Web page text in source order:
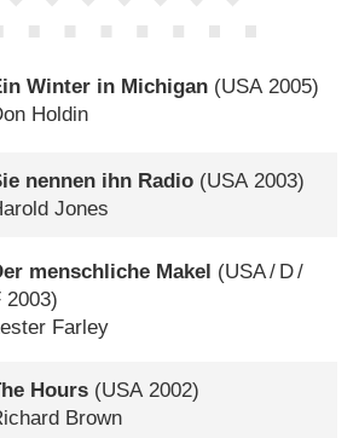
Winter in Michigan (USA2005)
Holdin
nennen ihn Radio (USA2003)
Jones
menschliche Makel (USA/ D/
2003)
Farley
Hours (USA2002)
Brown